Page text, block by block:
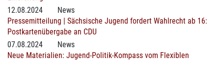
12.08.2024
News
Pressemitteilung | Sächsische Jugend fordert Wahlrecht ab 16:
Postkartenübergabe an CDU
07.08.2024
News
Neue Materialien: Jugend-Politik-Kompass vom Flexiblen